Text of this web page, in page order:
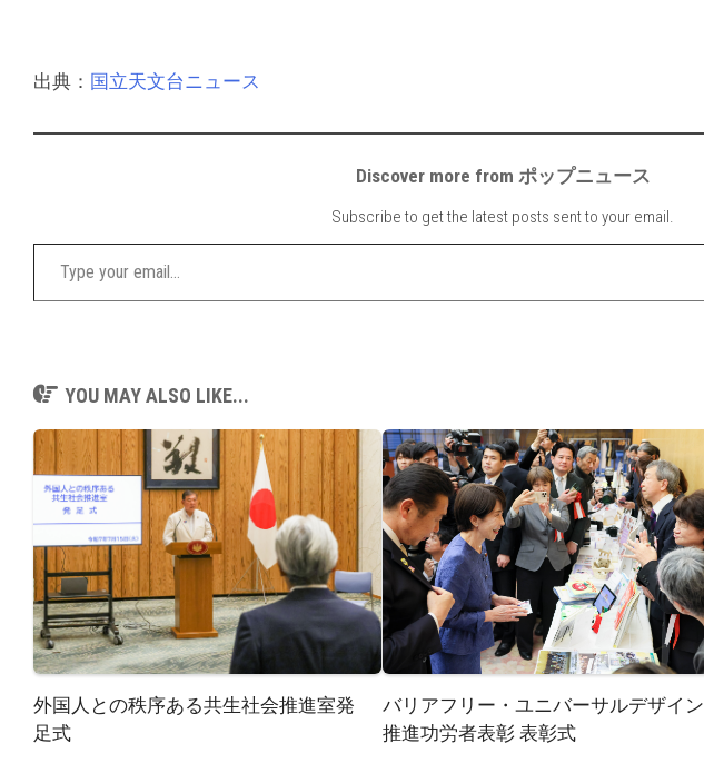
出典： 国立天文台ニュース
Discover more from ポップニュース
Subscribe to get the latest posts sent to your email.
Type your email…
YOU MAY ALSO LIKE...
外国人との秩序ある共生社会推進室発
足式
バリアフリー・ユニバーサルデザイン
推進功労者表彰 表彰式